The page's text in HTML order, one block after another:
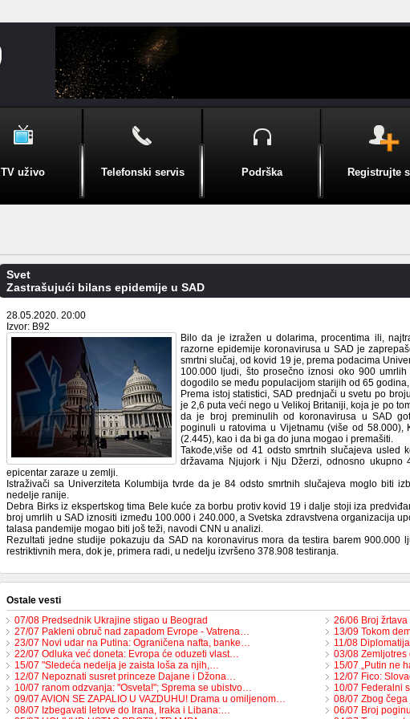
TV uživo Telefonski servis Podrška Registrujte
Svet
Zastrašujući bilans epidemije u SAD
28.05.2020. 20:00
Izvor: B92
Bilo da je izražen u dolarima, procentima ili,
razorne epidemije koronavirusa u SAD je
smrtni slučaj, od kovid 19 je, prema podacima
100.000 ljudi, što prosečno iznosi oko 900
dogodilo se među populacijom starijih od 65
Prema istoj statistici, SAD prednjači u svetu po
je 2,6 puta veći nego u Velikoj Britaniji, koja je po
da je broj preminulih od koronavirusa u SAD
poginuli u ratovima u Vijetnamu (više od 58.000),
(2.445), kao i da bi ga do juna mogao i premašiti.
Takođe,više od 41 odsto smrtnih slučajeva usled
državama Njujork i Nju Džerzi, odnosno
epicentar zaraze u zemlji.
Istraživači sa Univerziteta Kolumbija tvrde da je 84 odsto smrtnih slučajeva moglo biti
nedelje ranije.
Debra Birks iz ekspertskog tima Bele kuće za borbu protiv kovid 19 i dalje stoji iza
broj umrlih u SAD iznositi između 100.000 i 240.000, a Svetska zdravstvena organizacija
talasa pandemije mogao biti još teži, navodi CNN u analizi.
Rezultati jedne studije pokazuju da SAD na koronavirus mora da testira barem
restriktivnih mera, dok je, primera radi, u nedelju izvršeno 378.908 testiranja.
Ostale vesti
07/08 Predsednik Ukrajine stigao u Beograd
27/07 Pakleni obruč nad zapadom Evrope - Vatrena…
23/07 Novi udar na Putina: Ograničena nafta, banke…
22/07 Odluka već doneta: Evropa će oduzeti vlast…
15/07 "Sledeća nedelja je zaista loša za njih,…
12/07 Nepoznati susret princeze Dajane i Džona…
10/07 ranom odzvanja: "Osveta!"; Sprema se ubistvo…
09/07 AVION SE ZAPALIO U VAZDUHU! Drama u omiljenom…
08/07 Izbegavati letove do Irana, Iraka i Libana:…
26/06 Broj
13/09 Tokom
11/08
03/08
15/07 „Putin ne
12/07 Fico:
10/07 Federalni
08/07 Zbog
06/07 Broj